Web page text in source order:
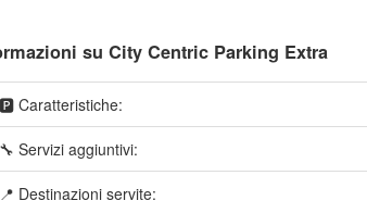
su City Centric Parking Extra
🅿️ Caratteristiche:
🔧 Servizi aggiuntivi:
📍 Destinazioni servite: